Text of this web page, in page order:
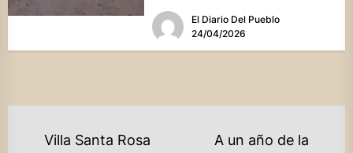
El Diario Del Pueblo
24/04/2026
NAVEGACIÓN
Villa Santa Rosa
A un año de la